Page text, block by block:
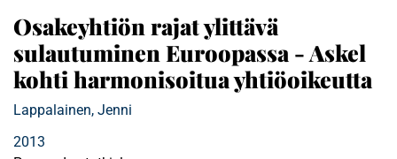
Osakeyhtiön rajat ylittävä
sulautuminen Euroopassa - Askel
kohti harmonisoitua yhtiöoikeutta
Lappalainen, Jenni
2013